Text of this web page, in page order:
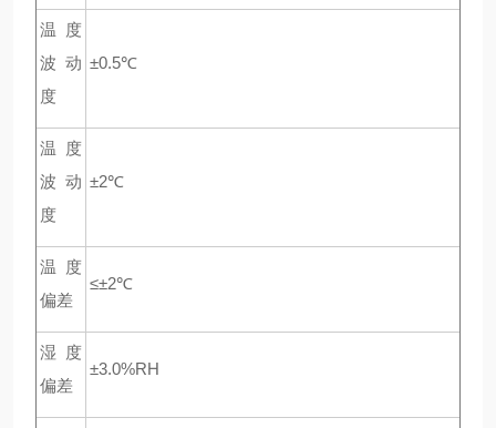
温度
波动
度
±0.5℃
温度
波动
度
±2℃
温度
偏差
≤±2℃
湿度
偏差
±3.0%RH